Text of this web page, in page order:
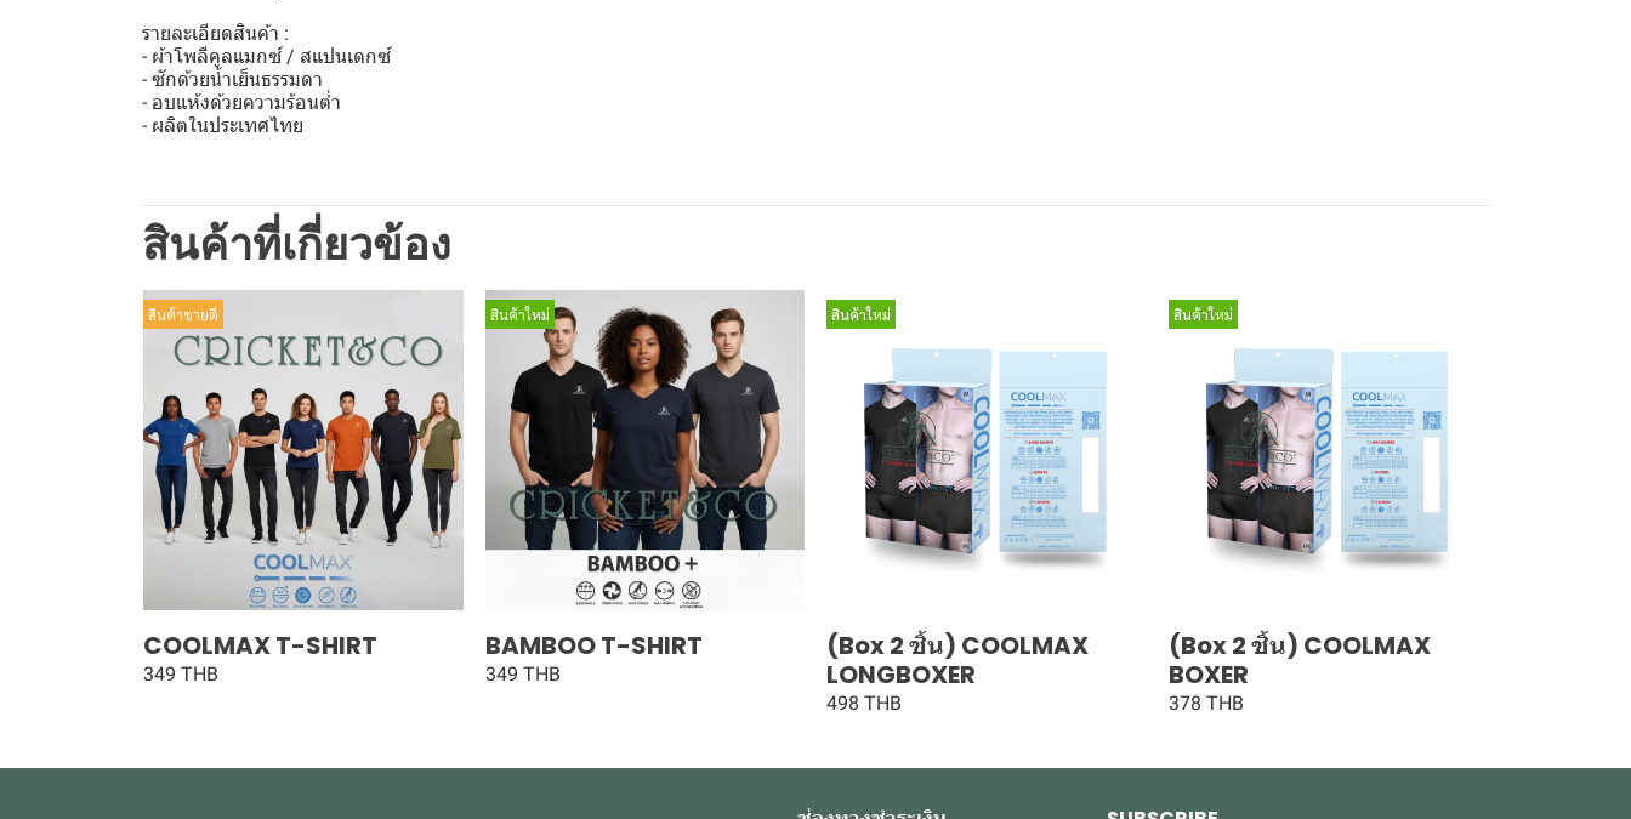
รายละเอียดสินค้า :
- ผ้าโพลีคูลแมกซ์ / สแปนเดกซ์
- ซักด้วยน้ำเย็นธรรมดา
- อบแห้งด้วยความร้อนต่ำ
- ผลิตในประเทศไทย
สินค้าที่เกี่ยวข้อง
สินค้าขายดี
COOLMAX T-SHIRT
349 THB
สินค้าใหม่
BAMBOO T-SHIRT
349 THB
สินค้าใหม่
(Box 2 ชิ้น) COOLMAX
LONGBOXER
498 THB
สินค้าใหม่
(Box 2 ชิ้น) COOLMAX
BOXER
378 THB